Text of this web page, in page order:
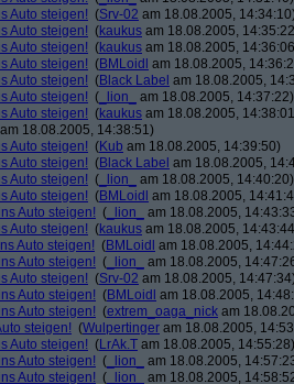
Auto steigen! (Srv-02 am 18.08.2005,
Auto steigen! (kaukus am 18.08.2005,
Auto steigen! (kaukus am 18.08.2005,
Auto steigen! (BMLoidl am 18.08.2005,
Auto steigen! (Black Label am 18.08.2005,
Auto steigen! ( _lion_
am 18.08.2005, 14:37:22)
Auto steigen! (kaukus am 18.08.2005,
am 18.08.2005, 14:38:51)
Auto steigen! (Kub am 18.08.2005, 14:39:50)
Auto steigen! (Black Label am 18.08.2005,
Auto steigen! ( _lion_
am 18.08.2005, 14:40:20)
Auto steigen! (BMLoidl am 18.08.2005,
Auto steigen! ( _lion_
am 18.08.2005,
Auto steigen! (kaukus am 18.08.2005,
Auto steigen! (BMLoidl am 18.08.2005,
Auto steigen! ( _lion_
am 18.08.2005,
Auto steigen! (Srv-02 am 18.08.2005,
Auto steigen! (BMLoidl am 18.08.2005,
Auto steigen! (extrem_oaga_nick am
steigen! (Wulpertinger am 18.08.2005,
Auto steigen! (LrAk.T am 18.08.2005, 14:55:28)
Auto steigen! ( _lion_
am 18.08.2005,
Auto steigen! ( _lion_
am 18.08.2005,